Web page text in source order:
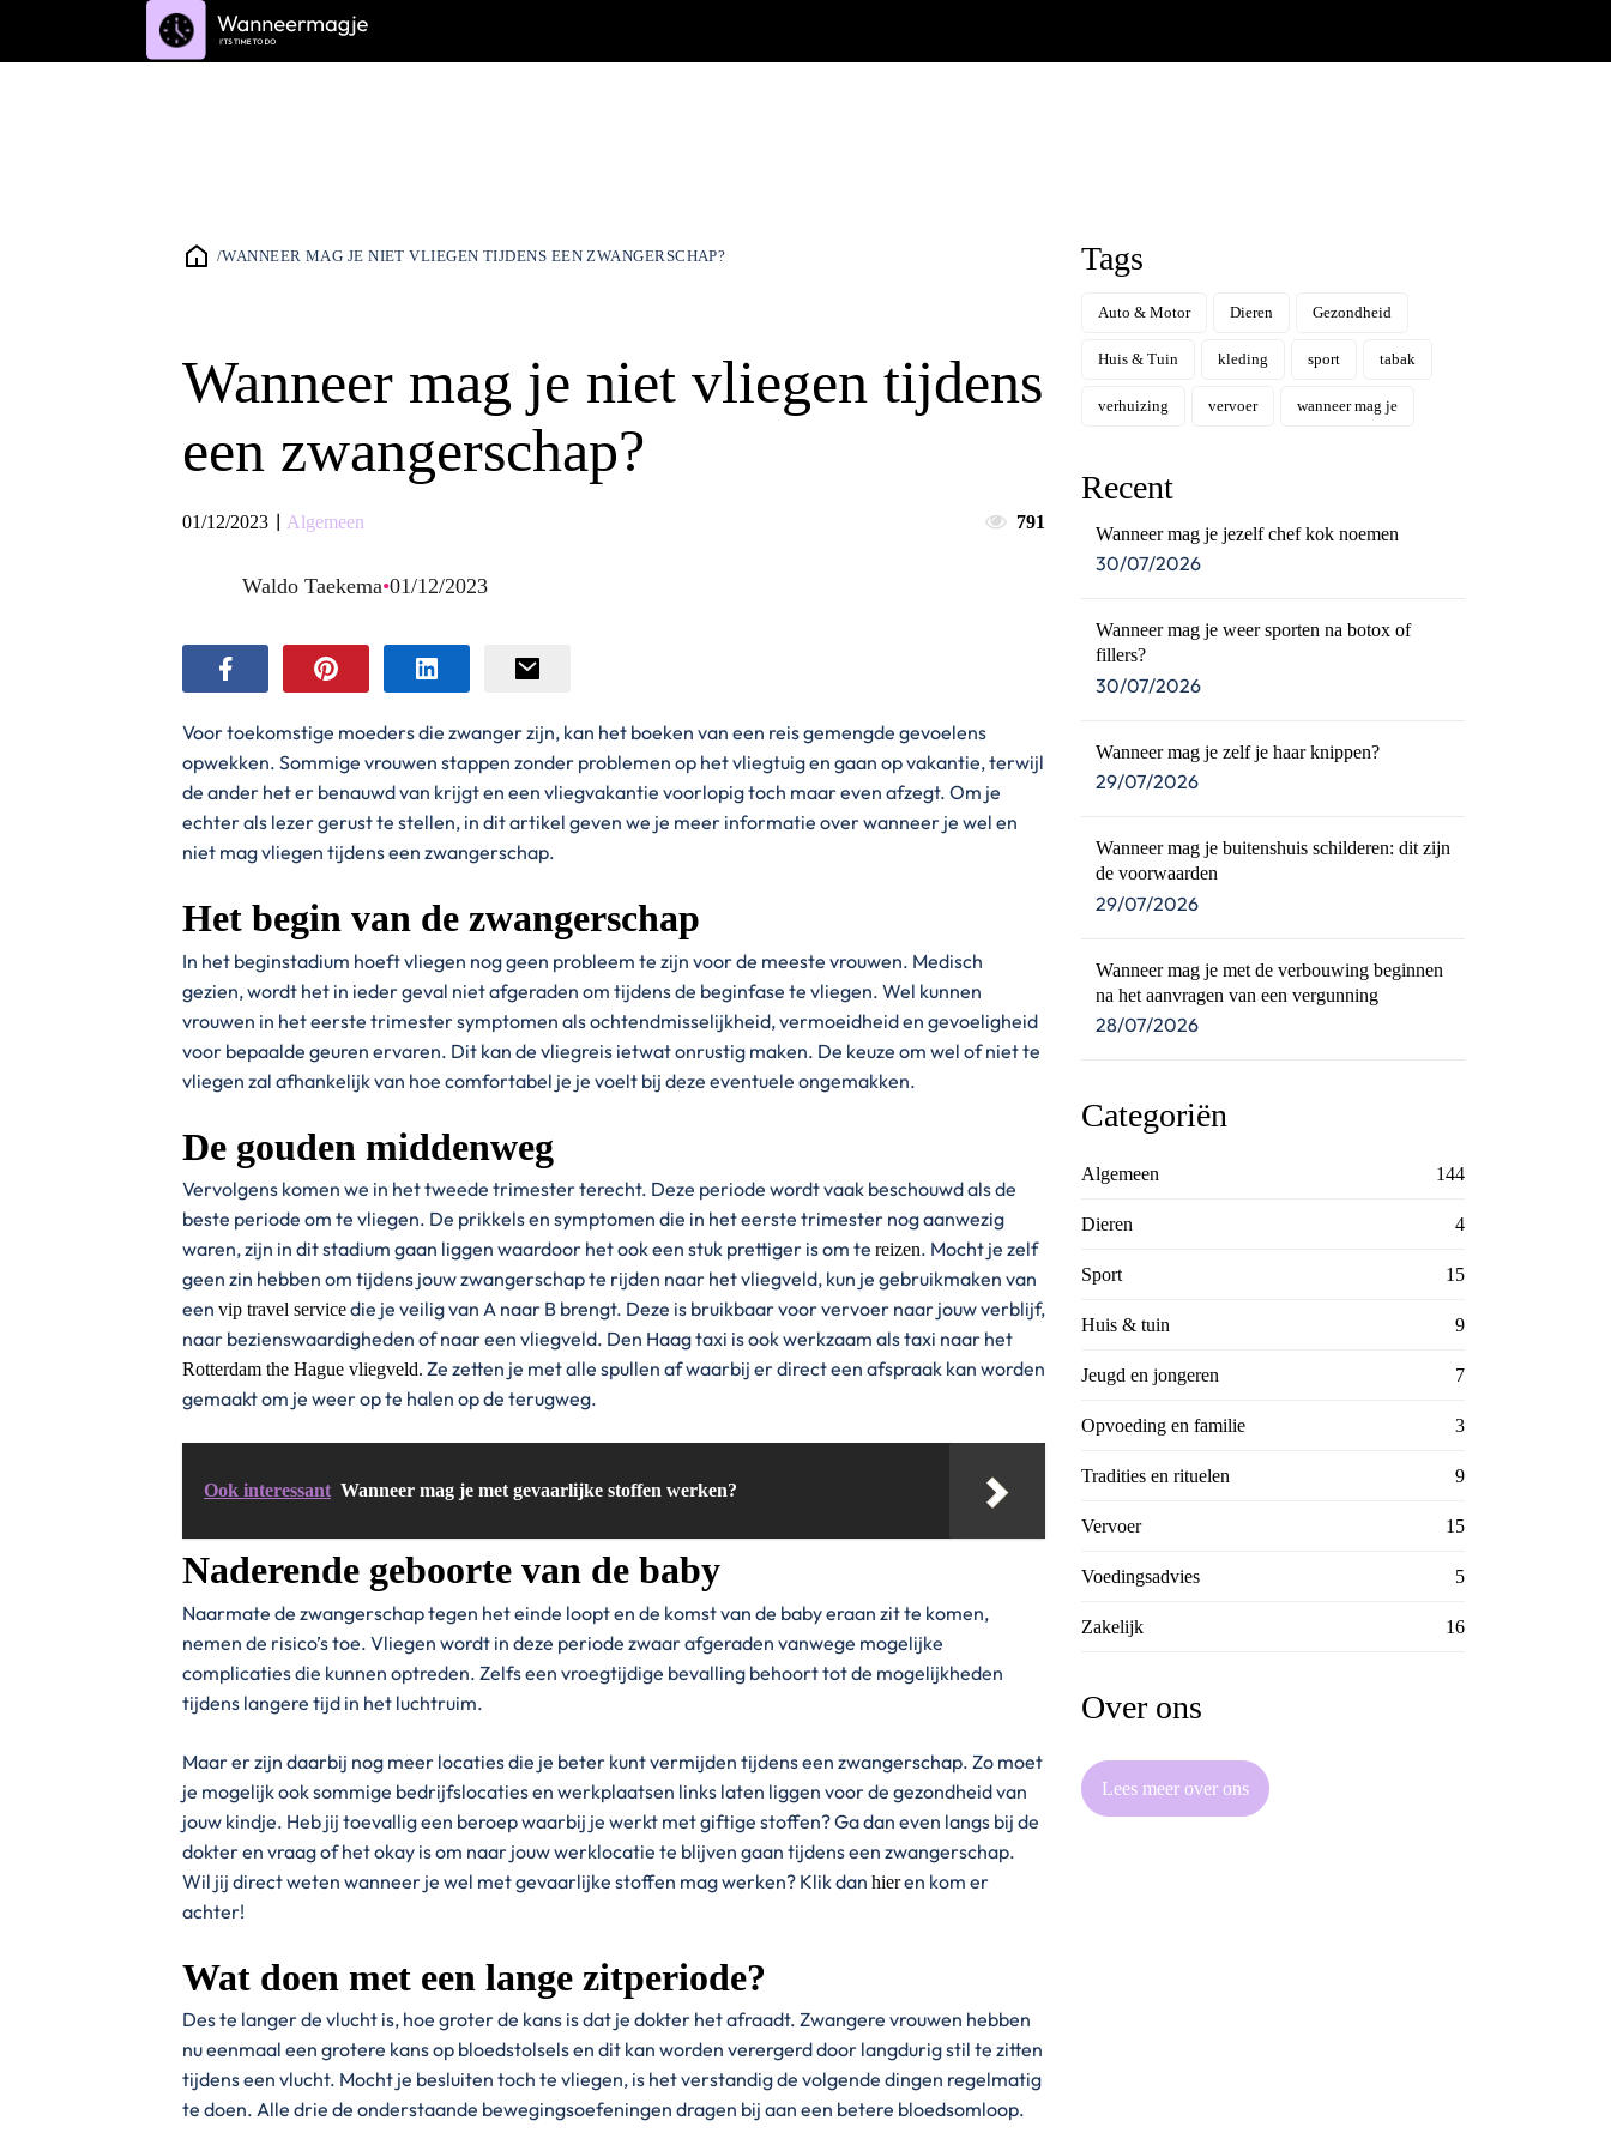
/WANNEER MAG JE NIET VLIEGEN TIJDENS EEN ZWANGERSCHAP?
Wanneer mag je niet vliegen tijdens
een zwangerschap?
01/12/2023 | Algemeen 791
Waldo Taekema•01/12/2023
Voor toekomstige moeders die zwanger zijn, kan het boeken van een reis gemengde gevoelens
opwekken. Sommige vrouwen stappen zonder problemen op het vliegtuig en gaan op vakantie, terwijl
de ander het er benauwd van krijgt en een vliegvakantie voorlopig toch maar even afzegt. Om je
echter als lezer gerust te stellen, in dit artikel geven we je meer informatie over wanneer je wel en
niet mag vliegen tijdens een zwangerschap.
Het begin van de zwangerschap
In het beginstadium hoeft vliegen nog geen probleem te zijn voor de meeste vrouwen. Medisch
gezien, wordt het in ieder geval niet afgeraden om tijdens de beginfase te vliegen. Wel kunnen
vrouwen in het eerste trimester symptomen als ochtendmisselijkheid, vermoeidheid en gevoeligheid
voor bepaalde geuren ervaren. Dit kan de vliegreis ietwat onrustig maken. De keuze om wel of niet te
vliegen zal afhankelijk van hoe comfortabel je je voelt bij deze eventuele ongemakken.
De gouden middenweg
Vervolgens komen we in het tweede trimester terecht. Deze periode wordt vaak beschouwd als de
beste periode om te vliegen. De prikkels en symptomen die in het eerste trimester nog aanwezig
waren, zijn in dit stadium gaan liggen waardoor het ook een stuk prettiger is om te reizen. Mocht je zelf
geen zin hebben om tijdens jouw zwangerschap te rijden naar het vliegveld, kun je gebruikmaken van
een vip travel servicedie je veilig van A naar B brengt. Deze is bruikbaar voor vervoer naar jouw verblijf,
naar bezienswaardigheden of naar een vliegveld. Den Haag taxi is ook werkzaam als taxi naar het
Rotterdam the Hague vliegveld. Ze zetten je met alle spullen af waarbij er direct een afspraak kan worden
gemaakt om je weer op te halen op de terugweg.
Ook interessant Wanneer mag je met gevaarlijke stoffen werken?
Naderende geboorte van de baby
Naarmate de zwangerschap tegen het einde loopt en de komst van de baby eraan zit te komen,
nemen de risico’s toe. Vliegen wordt in deze periode zwaar afgeraden vanwege mogelijke
complicaties die kunnen optreden. Zelfs een vroegtijdige bevalling behoort tot de mogelijkheden
tijdens langere tijd in het luchtruim.
Maar er zijn daarbij nog meer locaties die je beter kunt vermijden tijdens een zwangerschap. Zo moet
je mogelijk ook sommige bedrijfslocaties en werkplaatsen links laten liggen voor de gezondheid van
jouw kindje. Heb jij toevallig een beroep waarbij je werkt met giftige stoffen? Ga dan even langs bij de
dokter en vraag of het okay is om naar jouw werklocatie te blijven gaan tijdens een zwangerschap.
Wil jij direct weten wanneer je wel met gevaarlijke stoffen mag werken? Klik dan hieren kom er
achter!
Wat doen met een lange zitperiode?
Des te langer de vlucht is, hoe groter de kans is dat je dokter het afraadt. Zwangere vrouwen hebben
nu eenmaal een grotere kans op bloedstolsels en dit kan worden verergerd door langdurig stil te zitten
tijdens een vlucht. Mocht je besluiten toch te vliegen, is het verstandig de volgende dingen regelmatig
te doen. Alle drie de onderstaande bewegingsoefeningen dragen bij aan een betere bloedsomloop.
Tags
Auto & Motor Dieren Gezondheid
Huis & Tuin kleding sport tabak
verhuizing vervoer wanneer mag je
Recent
Wanneer mag je jezelf chef kok noemen
30/07/2026
Wanneer mag je weer sporten na botox of
fillers?
30/07/2026
Wanneer mag je zelf je haar knippen?
29/07/2026
Wanneer mag je buitenshuis schilderen: dit zijn
de voorwaarden
29/07/2026
Wanneer mag je met de verbouwing beginnen
na het aanvragen van een vergunning
28/07/2026
Categoriën
Algemeen 144
Dieren 4
Sport 15
Huis & tuin 9
Jeugd en jongeren 7
Opvoeding en familie 3
Tradities en rituelen 9
Vervoer 15
Voedingsadvies 5
Zakelijk 16
Over ons
Lees meer over ons